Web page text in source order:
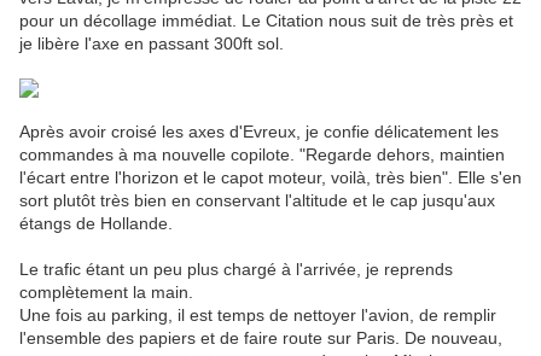
pour un décollage immédiat. Le Citation nous suit de très près et
je libère l'axe en passant 300ft sol.
Après avoir croisé les axes d'Evreux, je confie délicatement les
commandes à ma nouvelle copilote. "Regarde dehors, maintien
l'écart entre l'horizon et le capot moteur, voilà, très bien". Elle s'en
sort plutôt très bien en conservant l'altitude et le cap jusqu'aux
étangs de Hollande.
Le trafic étant un peu plus chargé à l'arrivée, je reprends
complètement la main.
Une fois au parking, il est temps de nettoyer l'avion, de remplir
l'ensemble des papiers et de faire route sur Paris. De nouveau,